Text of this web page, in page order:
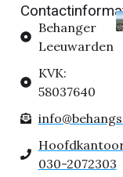
Behanger
Leeuwarden
KVK:
58037640
030-2072303